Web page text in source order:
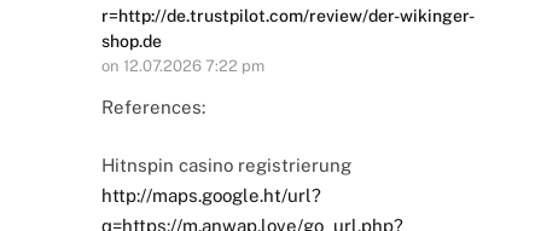
r=http://de.trustpilot.com/review/der-wikinger-
shop.de
on 12.07.2026 7:22 pm
References:
Hitnspin casino registrierung
http://maps.google.ht/url?
q=https://m.anwap.love/go_url.php?